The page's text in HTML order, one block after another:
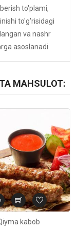
to'plami,
to'g'risidagi
va nashr
asoslanadi.
MAHSULOT:
kabob